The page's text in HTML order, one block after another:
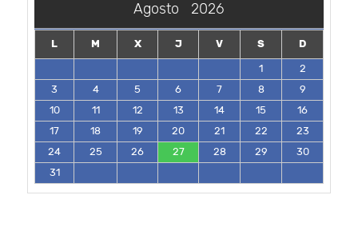
Agosto 2026
L M X J V S
D
1
2
3
4 5 6 7 8
9
10
11 12 13 14 15
16
17
18 19 20 21 22
23
24
25 26 27 28 29
30
31